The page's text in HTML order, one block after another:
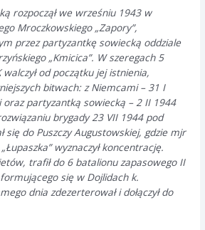
rozpoczął we wrześniu 1943 w
Mroczkowskiego „Zapory”,
przez partyzantkę sowiecką oddziale
„Kmicica”. W szeregach 5
od początku jej istnienia,
bitwach: z Niemcami – 31 I
oraz partyzantką sowiecką – 2 II 1944
brygady 23 VII 1944 pod
się do Puszczy Augustowskiej, gdzie mjr
wyznaczył koncentrację.
trafił do 6 batalionu zapasowego II
się w Dojlidach k.
dnia zdezerterował i dołączył do